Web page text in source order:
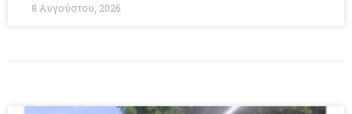
8 Αυγούστου, 2026